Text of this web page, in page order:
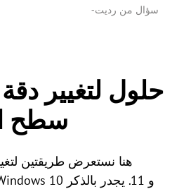
-سؤال من رديت
حلول لتغيير
سطح
هنا نستعرض طريقتين